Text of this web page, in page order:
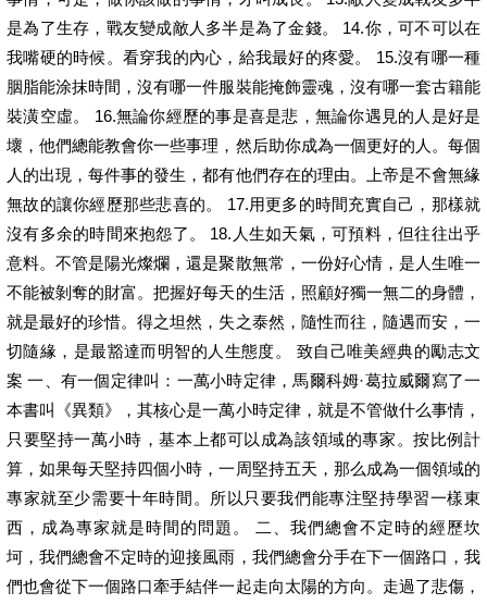
是為了生存，戰友變成敵人多半是為了金錢。 14.你，可不可以在
我嘴硬的時候。看穿我的內心，給我最好的疼愛。 15.沒有哪一種
胭脂能涂抹時間，沒有哪一件服裝能掩飾靈魂，沒有哪一套古籍能
裝潢空虛。 16.無論你經歷的事是喜是悲，無論你遇見的人是好是
壞，他們總能教會你一些事理，然后助你成為一個更好的人。每個
人的出現，每件事的發生，都有他們存在的理由。上帝是不會無緣
無故的讓你經歷那些悲喜的。 17.用更多的時間充實自己，那樣就
沒有多余的時間來抱怨了。 18.人生如天氣，可預料，但往往出乎
意料。不管是陽光燦爛，還是聚散無常，一份好心情，是人生唯一
不能被剝奪的財富。把握好每天的生活，照顧好獨一無二的身體，
就是最好的珍惜。得之坦然，失之泰然，隨性而往，隨遇而安，一
切隨緣，是最豁達而明智的人生態度。 致自己唯美經典的勵志文
案 一、有一個定律叫：一萬小時定律，馬爾科姆·葛拉威爾寫了一
本書叫《異類》，其核心是一萬小時定律，就是不管做什么事情，
只要堅持一萬小時，基本上都可以成為該領域的專家。按比例計
算，如果每天堅持四個小時，一周堅持五天，那么成為一個領域的
專家就至少需要十年時間。所以只要我們能專注堅持學習一樣東
西，成為專家就是時間的問題。 二、我們總會不定時的經歷坎
坷，我們總會不定時的迎接風雨，我們總會分手在下一個路口，我
們也會從下一個路口牽手結伴一起走向太陽的方向。走過了悲傷，